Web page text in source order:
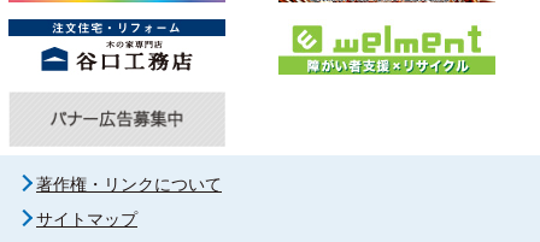
著作権・リンクについて
サイトマップ